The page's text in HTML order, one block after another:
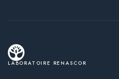
LABORATOIRE RENASCOR